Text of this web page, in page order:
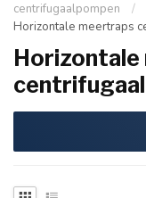
centrifugaalpompen
/
Horizontale meertraps